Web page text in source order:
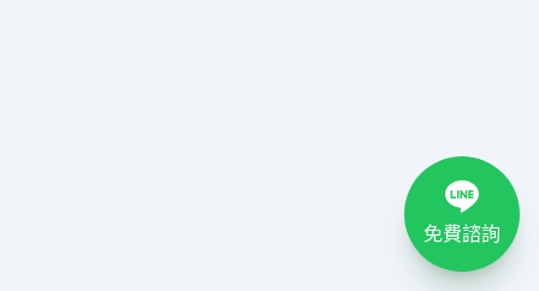
免費諮詢